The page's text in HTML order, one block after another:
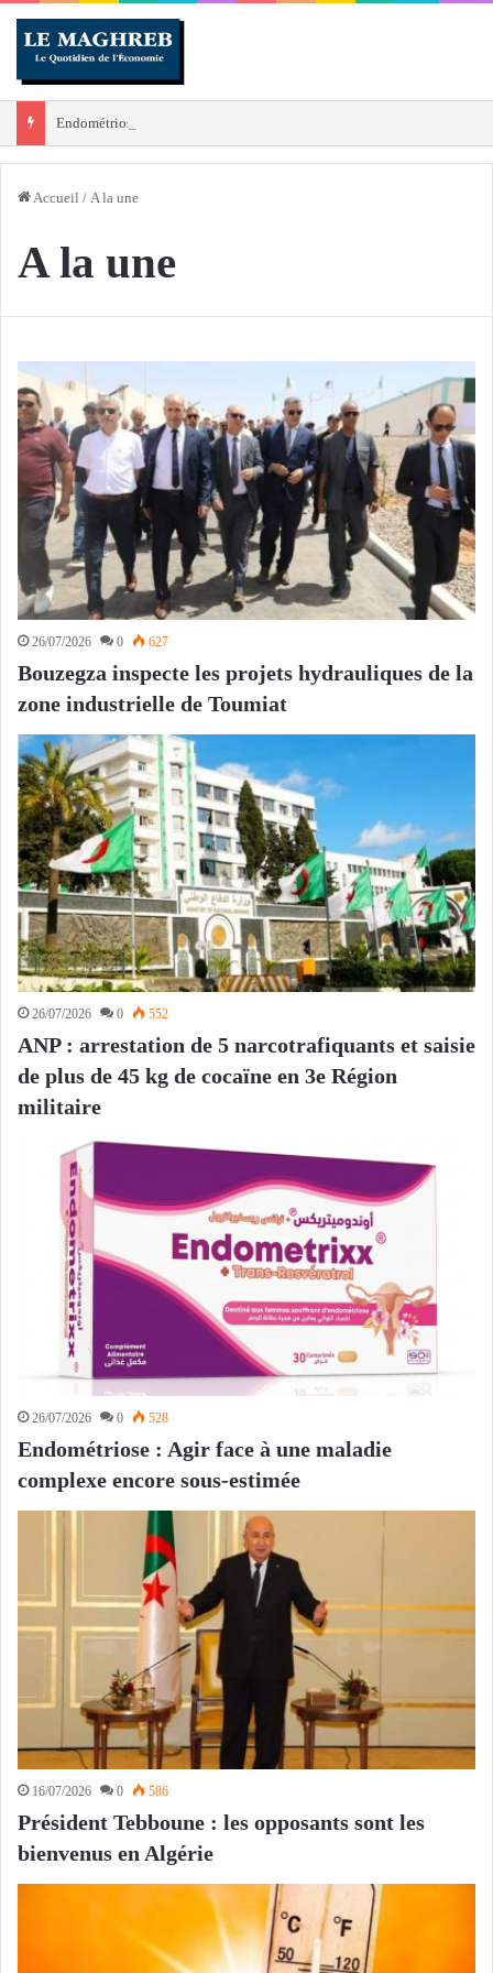
Accueil / A la une
A la une
26/07/2026 0 627
Bouzegza inspecte les projets hydrauliques de la
zone industrielle de Toumiat
26/07/2026 0 552
ANP : arrestation de 5 narcotrafiquants et saisie
de plus de 45 kg de cocaïne en 3e Région
militaire
26/07/2026 0 528
Endométriose : Agir face à une maladie
complexe encore sous-estimée
16/07/2026 0 586
Président Tebboune : les opposants sont les
bienvenus en Algérie